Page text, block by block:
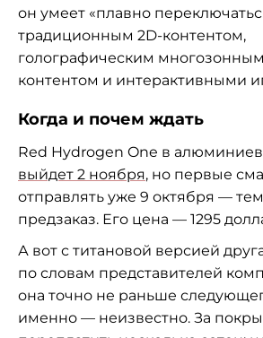
он умеет «плавно
традиционным 2D-контентом,
голографическим
контентом и интерактивными
Когда и почем ждать
Red Hydrogen One в
выйдет 2 ноября, но первые
отправлять уже 9 октября —
предзаказ. Его цена — 1295
А вот с титановой версией
по словам представителей
она точно не раньше
именно — неизвестно. За